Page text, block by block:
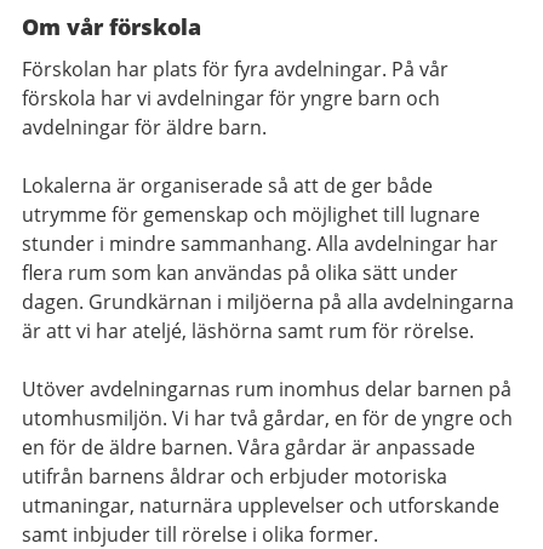
Om vår förskola
Förskolan har plats för fyra avdelningar. På vår
förskola har vi avdelningar för yngre barn och
avdelningar för äldre barn.
Lokalerna är organiserade så att de ger både
utrymme för gemenskap och möjlighet till lugnare
stunder i mindre sammanhang. Alla avdelningar har
flera rum som kan användas på olika sätt under
dagen. Grundkärnan i miljöerna på alla avdelningarna
är att vi har ateljé, läshörna samt rum för rörelse.
Utöver avdelningarnas rum inomhus delar barnen på
utomhusmiljön. Vi har två gårdar, en för de yngre och
en för de äldre barnen. Våra gårdar är anpassade
utifrån barnens åldrar och erbjuder motoriska
utmaningar, naturnära upplevelser och utforskande
samt inbjuder till rörelse i olika former.